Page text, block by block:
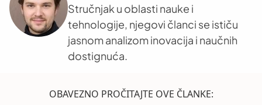
Stručnjak u oblasti nauke i
tehnologije, njegovi članci se ističu
jasnom analizom inovacija i naučnih
dostignuća.
OBAVEZNO PROČITAJTE OVE ČLANKE: